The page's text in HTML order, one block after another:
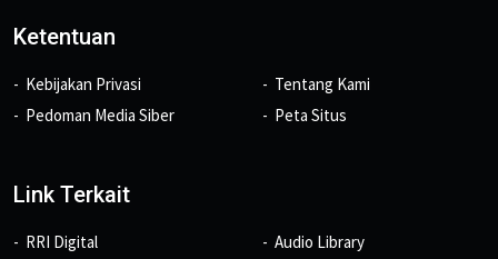
Ketentuan
Kebijakan Privasi
Pedoman Media Siber
Tentang Kami
Peta Situs
Link Terkait
RRI Digital
Audio Library